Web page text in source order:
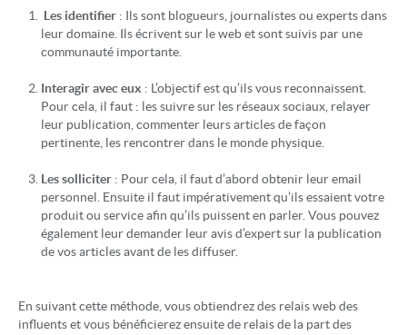
Les identifier : Ils sont blogueurs, journalistes ou experts dans
leur domaine. Ils écrivent sur le web et sont suivis par une
communauté importante.
Interagir avec eux : L’objectif est qu’ils vous reconnaissent.
Pour cela, il faut : les suivre sur les réseaux sociaux, relayer
leur publication, commenter leurs articles de façon
pertinente, les rencontrer dans le monde physique.
Les solliciter : Pour cela, il faut d’abord obtenir leur email
personnel. Ensuite il faut impérativement qu’ils essaient votre
produit ou service afin qu’ils puissent en parler. Vous pouvez
également leur demander leur avis d’expert sur la publication
de vos articles avant de les diffuser.
En suivant cette méthode, vous obtiendrez des relais web des
influents et vous bénéficierez ensuite de relais de la part des